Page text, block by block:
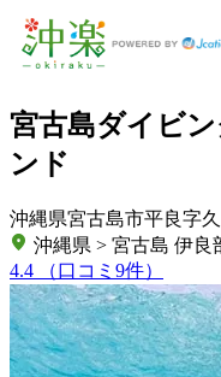
宮古島ダイビ
ンド
沖縄県宮古島市平良字
沖縄県 > 宮古島 伊良
4.4
（口コミ9件）